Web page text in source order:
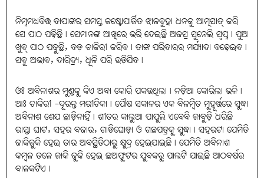
ନିମ୍ନମଧ୍ୟବିତ୍ତ ବାପାଙ୍କର ସମସ୍ତ କଷ୍ଟୋପାର୍ଜିତ ଝାଳବୁହା ଧନକୁ ଆତ୍ମସାତ୍‌ କରି
ସେ ପାଠ ପଢ଼ିଛି। ସେମାନଙ୍କ ଆଖିରେ ଭରି ଦେଇଛି ଅଜସ୍ର ସୁନେଲି ସ୍ବପ୍ନ। ପୁଅ
ଖୁବ୍‌ ପାଠ ପଢ଼ୁଛି, ବଡ଼ ଚାକିରୀ କରିବ। ତାଙ୍କ ପରିବାରର ମର୍ଯ୍ୟାଦା ବଢ଼େଇବ।
ସବୁ ଅଭାବ, ଦାରିଦ୍ର୍ୟ, ଧୂଳି ପରି ଉଡ଼ିଯିବ।
ଓଃ ଅବିନାଶର ମୁଣ୍ଡକୁ କିଏ ଅବା କୋରି ପକଉଥିଲା। ନଡ଼ିଆ କୋରିଲା ଭଳି।
ଆଃ ଚାକିରୀ -ଦୂରନ୍ତ ମରୀଚିକା। ପୌଷ ସକାଳର ଏକ ବିଳମ୍ବିତ ମୁହୂର୍ତ୍ତରେ ସୁଦ୍ଧା
ଅବିନାଶ ଶେଯ ଛାଡ଼ିନାହିଁ। ଶୀତର କାଲୁଆ ପାପୁଲି ଏବେବି ଜାବୁଡ଼ି ଧରିଛି
ରାସ୍ତା ଘାଟ, ସହର ବଜାର, ଗାଡିଘୋଡ଼ା ଓ ଗଛପତ୍ରକୁ ସୁଦ୍ଧା। ସହରଟା ଯେମିତି
ଜାକିଜୁକି ହେଇ ତାର ଅବସ୍ଥିତିଠାରୁ କ୍ଷୁଦ୍ର ହେଇଯାଇଛି। ଯେମିତି ଅବିନାଶ
କମ୍ବଳ ତଳେ ଜାକି ଜୁକି ହେଇ ଛଅଫୁଟର ଯୁବକରୁ ପାଲଟି ଯାଇଛି ଆଠବର୍ଷର
ବାଳକଟିଏ।